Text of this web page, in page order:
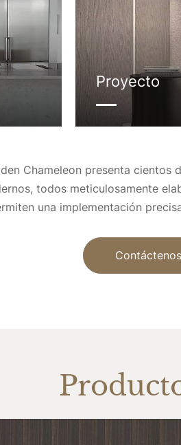
Proyecto
Chameleon presenta
todos meticulosamente
una implementación
Contáctenos